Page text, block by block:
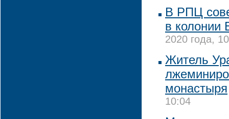
В РПЦ
в колонии
2020 года,
Житель
монастыря
10:04